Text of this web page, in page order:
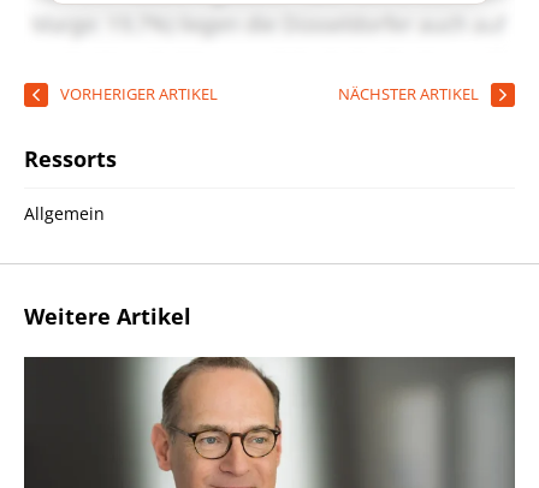
VORHERIGER ARTIKEL NÄCHSTER ARTIKEL
Ressorts
Allgemein
Weitere Artikel